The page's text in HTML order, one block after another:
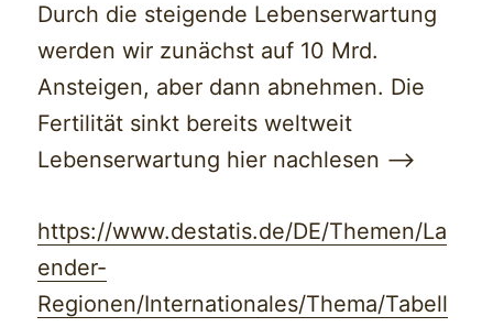
Durch die steigende Lebenserwartung
werden wir zunächst auf 10 Mrd.
Ansteigen, aber dann abnehmen. Die
Fertilität sinkt bereits weltweit
Lebenserwartung hier nachlesen —>
https://www.destatis.de/DE/Themen/La
ender-
Regionen/Internationales/Thema/Tabell